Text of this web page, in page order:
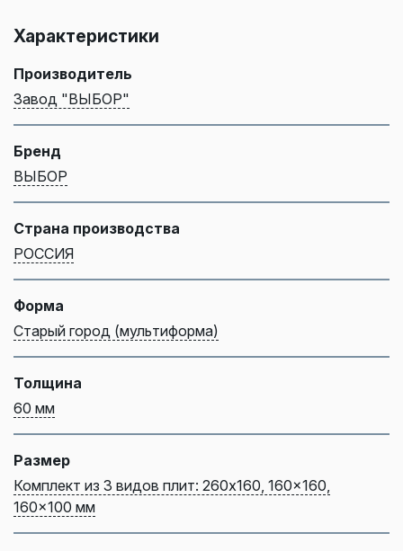
Характеристики
Производитель
Завод "ВЫБОР"
Бренд
ВЫБОР
Страна производства
РОССИЯ
Форма
Старый город (мультиформа)
Толщина
60 мм
Размер
Комплект из 3 видов плит: 260x160, 160x160,
160x100 мм